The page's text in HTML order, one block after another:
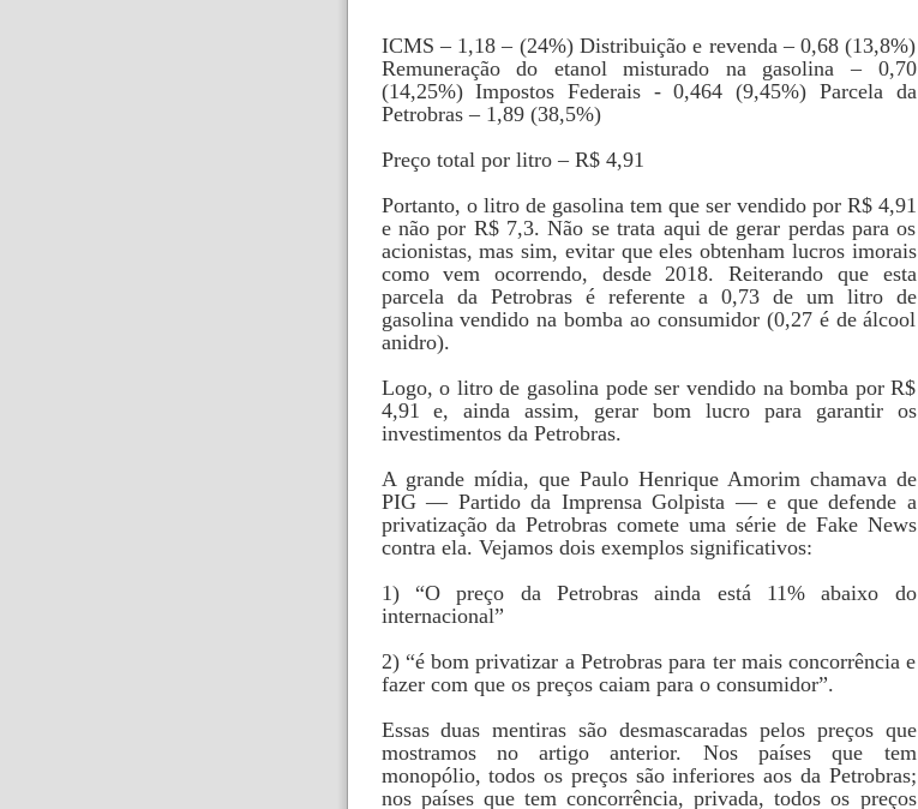
ICMS – 1,18 – (24%) Distribuição e revenda – 0,68 (13,8%)
Remuneração do etanol misturado na gasolina – 0,70
(14,25%) Impostos Federais - 0,464 (9,45%) Parcela da
Petrobras – 1,89 (38,5%)
Preço total por litro – R$ 4,91
Portanto, o litro de gasolina tem que ser vendido por R$ 4,91
e não por R$ 7,3. Não se trata aqui de gerar perdas para os
acionistas, mas sim, evitar que eles obtenham lucros imorais
como vem ocorrendo, desde 2018. Reiterando que esta
parcela da Petrobras é referente a 0,73 de um litro de
gasolina vendido na bomba ao consumidor (0,27 é de álcool
anidro).
Logo, o litro de gasolina pode ser vendido na bomba por R$
4,91 e, ainda assim, gerar bom lucro para garantir os
investimentos da Petrobras.
A grande mídia, que Paulo Henrique Amorim chamava de
PIG — Partido da Imprensa Golpista — e que defende a
privatização da Petrobras comete uma série de Fake News
contra ela. Vejamos dois exemplos significativos:
1) “O preço da Petrobras ainda está 11% abaixo do
internacional”
2) “é bom privatizar a Petrobras para ter mais concorrência e
fazer com que os preços caiam para o consumidor”.
Essas duas mentiras são desmascaradas pelos preços que
mostramos no artigo anterior. Nos países que tem
monopólio, todos os preços são inferiores aos da Petrobras;
nos países que tem concorrência, privada, todos os preços